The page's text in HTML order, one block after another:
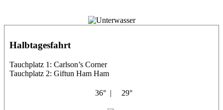
Halbtagesfahrt
Tauchplatz 1: Carlson’s Corner
Tauchplatz 2: Giftun Ham Ham
36° | 29°